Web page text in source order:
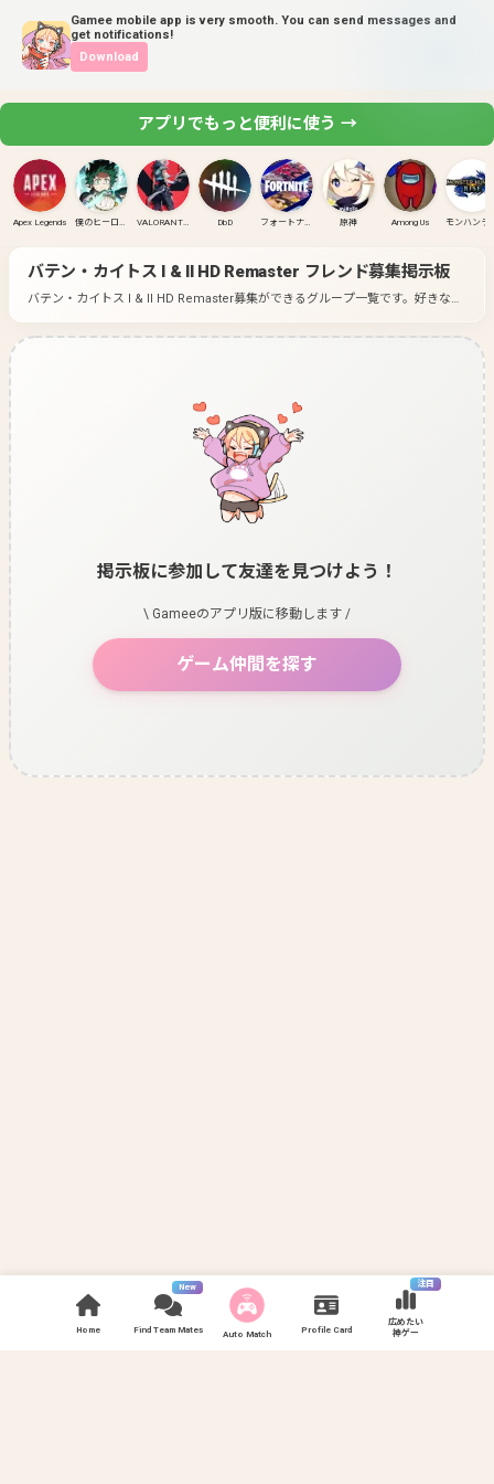
Gamee mobile app is very smooth. You can send messages and
get notifications!
Download
Home
New
Find Team Mates Auto Match Profile Card
注目
広めたい
神ゲー
アプリでもっと便利に使う →
Apex Legends 僕のヒーローアカデミア ULTRA RUMBLE VALORANT(PC) DbD フォートナイト 原神 Among Us
バテン・カイトス I & II HD Remaster フレンド募集掲示板
バテン・カイトス I & II HD Remaster募集ができるグループ一覧です。 好きなゲ
掲示板に参加して友達を見つけよう！
\ Gameeのアプリ版に移動します /
ゲーム仲間を探す